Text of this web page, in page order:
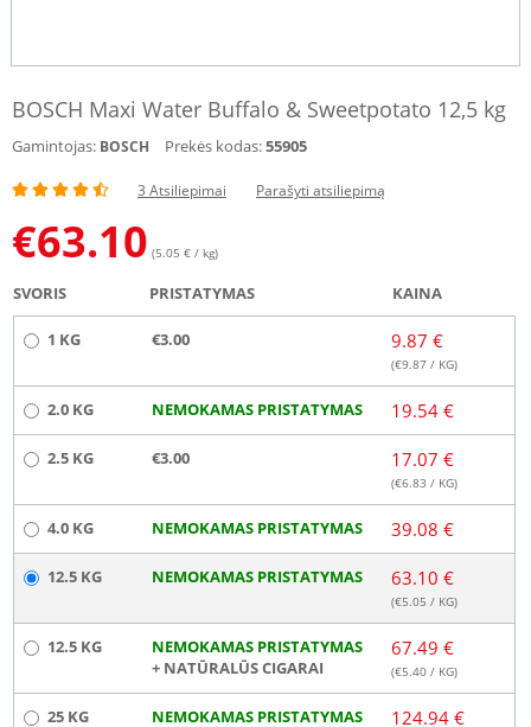
BOSCH Maxi Water Buffalo & Sweetpotato 12,5 kg
Gamintojas: BOSCH Prekės kodas:55905
3 Atsiliepimai Parašyti atsiliepimą
€63.10 (5.05 € / kg)
SVORIS PRISTATYMAS KAINA
1 KG €3.00 9.87 €
(€9.87 / KG)
2.0 KG NEMOKAMAS PRISTATYMAS 19.54 €
2.5 KG €3.00 17.07 €
(€6.83 / KG)
4.0 KG NEMOKAMAS PRISTATYMAS 39.08 €
12.5 KG NEMOKAMAS PRISTATYMAS 63.10 €
(€5.05 / KG)
12.5 KG
NEMOKAMAS PRISTATYMAS
+ NATŪRALŪS CIGARAI
67.49 €
(€5.40 / KG)
25 KG NEMOKAMAS PRISTATYMAS 124.94 €